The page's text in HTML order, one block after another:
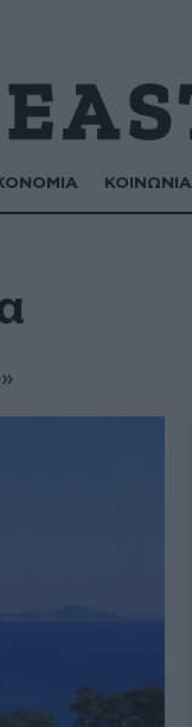
ΚΟΙΝΩΝΙΑ